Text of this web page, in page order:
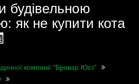
будівельною
як не купити кота
компанії "Бровар Юст"